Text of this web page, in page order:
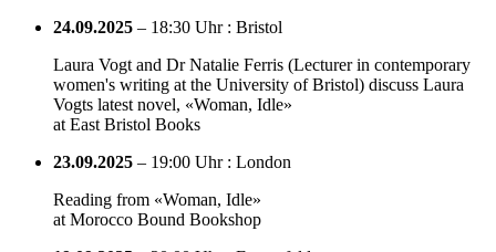
24.09.2025 – 18:30 Uhr : Bristol
Laura Vogt and Dr Natalie Ferris (Lecturer in contemporary
women's writing at the University of Bristol) discuss Laura
Vogts latest novel, «Woman, Idle»
at East Bristol Books
23.09.2025 – 19:00 Uhr : London
Reading from «Woman, Idle»
at Morocco Bound Bookshop